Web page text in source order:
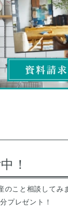
！
のこと相談してみ
プレゼント！